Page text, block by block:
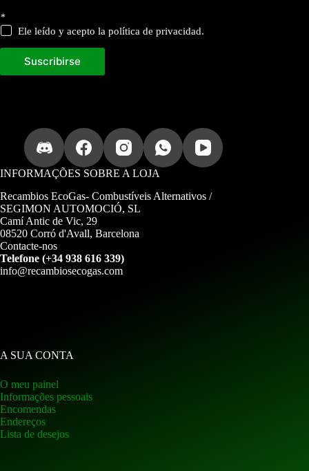
*
Ele leído y acepto la política de privacidad.
Suscribirse
INFORMAÇÕES SOBRE A LOJA
Recambios EcoGas- Combustíveis Alternativos /
SEGIMON AUTOMOCIÓ, SL
Camí Antic de Vic, 29
08520 Corró d'Avall, Barcelona
Contacte-nos
Telefone (+34 938 616 339)
info@recambiosecogas.com
A SUA CONTA
O meu painel
Informações pessoais
Encomendas
Endereços
Lista de desejos